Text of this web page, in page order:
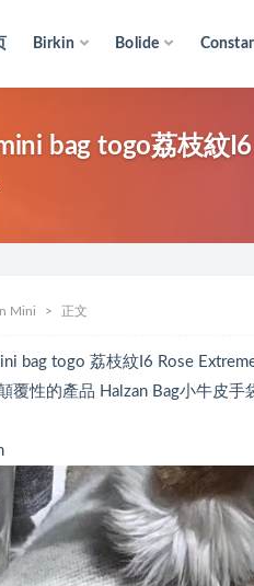
Birkin Bolide
bag togo荔枝紋
Mini 正文
bag togo 荔枝紋I6 Rose
覆性的產品 Halzan Bag小牛皮手